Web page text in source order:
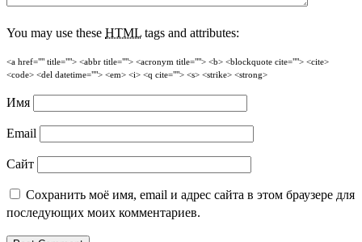
You may use these HTML tags and attributes:
<a href="" title=""> <abbr title=""> <acronym title=""> <b> <blockquote cite=""> <cite>
<code> <del datetime=""> <em> <i> <q cite=""> <s> <strike> <strong>
Имя
Email
Сайт
Сохранить моё имя, email и адрес сайта в этом браузере для
последующих моих комментариев.